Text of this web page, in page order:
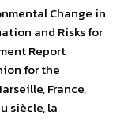
Change in
and Risks for
Report
for the
France,
siècle, la